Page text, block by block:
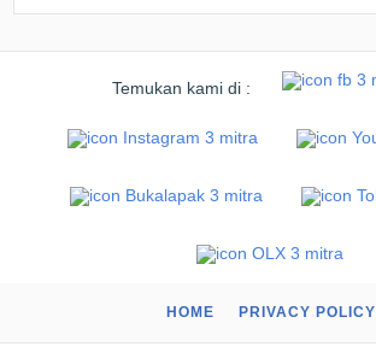
Temukan kami di :
HOME PRIVACY POLICY